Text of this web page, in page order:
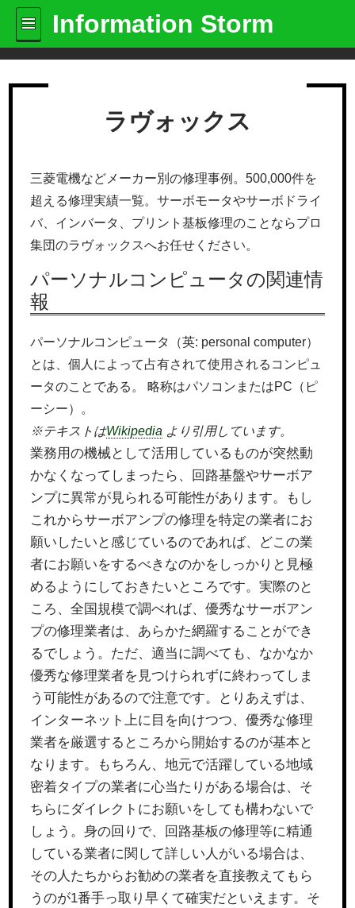
Information Storm
ラヴォックス
三菱電機などメーカー別の修理事例。500,000件を
超える修理実績一覧。サーボモータやサーボドライ
バ、インバータ、プリント基板修理のことならプロ
集団のラヴォックスへお任せください。
パーソナルコンピュータの関連情
報
パーソナルコンピュータ（英: personal computer）
とは、個人によって占有されて使用されるコンピュ
ータのことである。 略称はパソコンまたはPC（ピ
ーシー）。
※テキストはWikipedia より引用しています。
業務用の機械として活用しているものが突然動
かなくなってしまったら、回路基盤やサーボア
ンプに異常が見られる可能性があります。もし
これからサーボアンプの修理を特定の業者にお
願いしたいと感じているのであれば、どこの業
者にお願いをするべきなのかをしっかりと見極
めるようにしておきたいところです。実際のと
ころ、全国規模で調べれば、優秀なサーボアン
プの修理業者は、あらかた網羅することができ
るでしょう。ただ、適当に調べても、なかなか
優秀な修理業者を見つけられずに終わってしま
う可能性があるので注意です。とりあえずは、
インターネット上に目を向けつつ、優秀な修理
業者を厳選するところから開始するのが基本と
なります。もちろん、地元で活躍している地域
密着タイプの業者に心当たりがある場合は、そ
ちらにダイレクトにお願いをしても構わないで
しょう。身の回りで、回路基板の修理等に精通
している業者に関して詳しい人がいる場合は、
その人たちからお勧めの業者を直接教えてもら
うのが1番手っ取り早くて確実だといえます。そ